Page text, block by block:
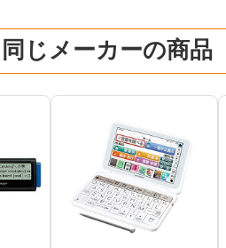
じメーカーの商品